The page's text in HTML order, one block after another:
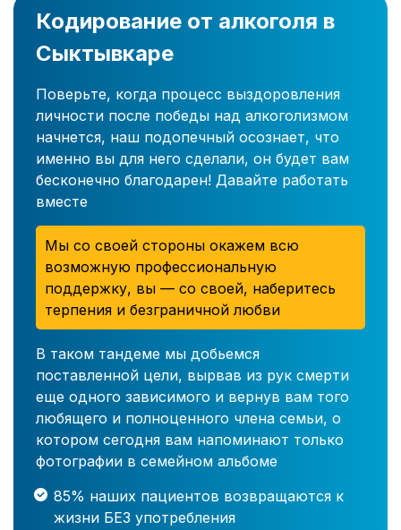
Кодирование от алкоголя в
Сыктывкаре
Поверьте, когда процесс выздоровления
личности после победы над алкоголизмом
начнется, наш подопечный осознает, что
именно вы для него сделали, он будет вам
бесконечно благодарен! Давайте работать
вместе
Мы со своей стороны окажем всю
возможную профессиональную
поддержку, вы — со своей, наберитесь
терпения и безграничной любви
В таком тандеме мы добьемся
поставленной цели, вырвав из рук смерти
еще одного зависимого и вернув вам того
любящего и полноценного члена семьи, о
котором сегодня вам напоминают только
фотографии в семейном альбоме
85% наших пациентов возвращаются к
жизни БЕЗ употребления